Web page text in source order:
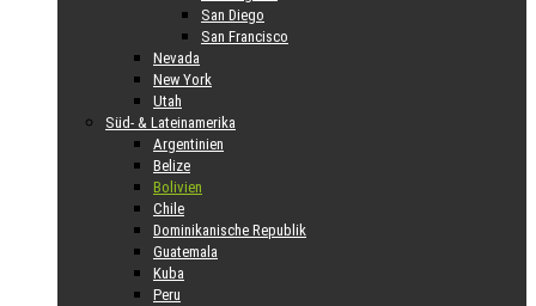
San Diego
San Francisco
Nevada
New York
Utah
Süd- & Lateinamerika
Argentinien
Belize
Bolivien
Chile
Dominikanische Republik
Guatemala
Kuba
Peru